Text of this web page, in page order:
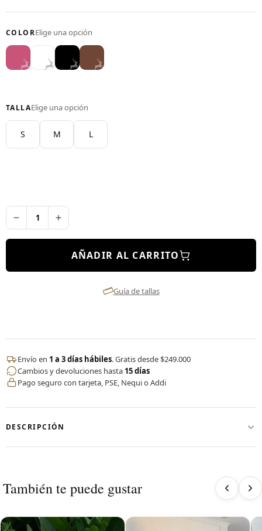
5.00de 5
COLOR
Rosa
Malva
Blanco Negro Café
TALLA
S M L
AÑADIR AL CARRITO
Guía de tallas
Envío en 1 a 3 días hábiles. Gratis desde $249.000
Cambios y devoluciones hasta 15 días
Pago seguro con tarjeta, PSE, Nequi o Addi
DESCRIPCIÓN
una sola prenda. Diseñado en nylon de alto desempeño, es
fresco, ligero y se adapta a cada movimiento.
en tus entrenamientos.
También te puede gustar